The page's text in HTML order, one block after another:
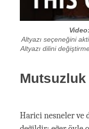
Altyazı seçeneğini
Altyazı dilini
Harici nesneler ve